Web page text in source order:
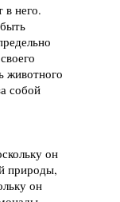
в него.
животного
собой
он
природы,
он